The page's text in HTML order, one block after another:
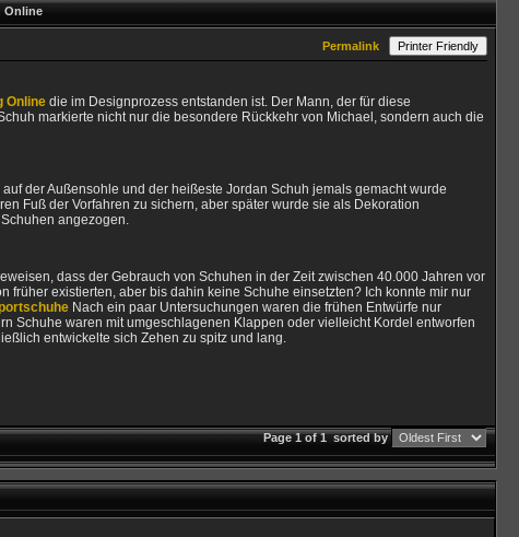
Online
Permalink Printer Friendly
Online die im Designprozess entstanden ist. Der Mann, der für diese
markierte nicht nur die besondere Rückkehr von Michael, sondern auch die
der Außensohle und der heißeste Jordan Schuh jemals gemacht wurde
Fuß der Vorfahren zu sichern, aber später wurde sie als Dekoration
angezogen.
dass der Gebrauch von Schuhen in der Zeit zwischen 40.000 Jahren vor
existierten, aber bis dahin keine Schuhe einsetzten? Ich konnte mir nur
Nach ein paar Untersuchungen waren die frühen Entwürfe nur
Schuhe waren mit umgeschlagenen Klappen oder vielleicht Kordel entworfen
entwickelte sich Zehen zu spitz und lang.
Page 1 of 1sorted by